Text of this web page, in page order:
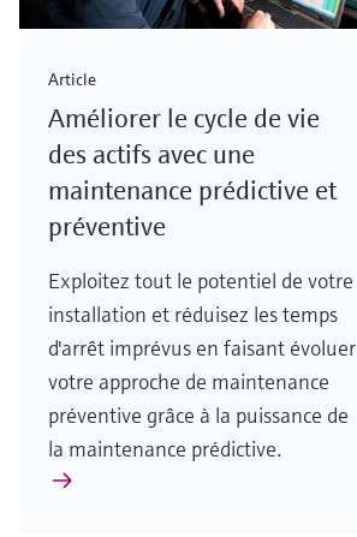
Article
Améliorer le cycle de vie
des actifs avec une
maintenance prédictive et
préventive
Exploitez tout le potentiel de votre
installation et réduisez les temps
d'arrêt imprévus en faisant évoluer
votre approche de maintenance
préventive grâce à la puissance de
la maintenance prédictive.